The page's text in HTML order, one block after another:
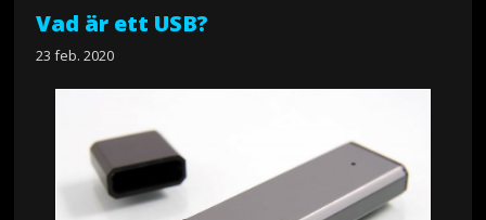
Vad är ett USB?
23 feb. 2020